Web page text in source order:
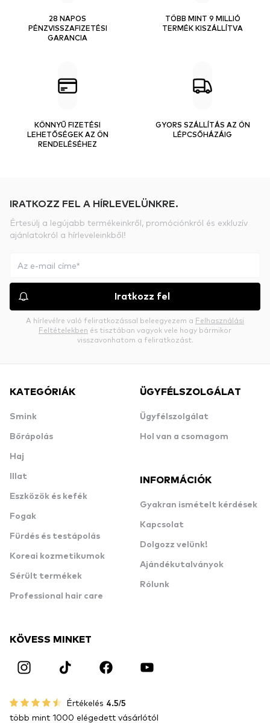
28 NAPOS
PÉNZVISSZAFIZETÉSI
GARANCIA
TÖBB MINT 9 MILLIÓ
TERMÉK KISZÁLLÍTVA
KÖNNYŰ FIZETÉSI
LEHETŐSÉGEK AZ ÖN
RENDELÉSÉHEZ
GYORS SZÁLLÍTÁS AZ ÖN
LÉPCSŐHÁZÁIG
IRATKOZZ FEL A HÍRLEVELÜNKRE.
Értesülj a legújabb termékeinkről, promóciónkról és exkluzív
ajánlatokról a hírleveleinkből!
Iratkozz fel
A hírlevélre való feliratkozással beleegyezem a Felhasználási
Feltételekben és tisztában vagyok vele hogy bármikor
visszavonhatom a feliratkozást.
KATEGÓRIÁK
Smink
Bőrápolás
Haj
Illat
Eszközök és kefék
Fogak
Fürdés és testápolás
Koreai kozmetikumok
Sérült termékek
Professional hair care
ÜGYFÉLSZOLGÁLAT
Ügyfélszolgálat
Hol van a csomagom
INFORMÁCIÓK
Gyakran ismételt kérdések
Kapcsolat
Dolgozz velünk!
Ajándékutalványok
Rólunk
KÖVESS MINKET
Értékelés 4.5/5
több mint 1000 elégedett vásárlótól